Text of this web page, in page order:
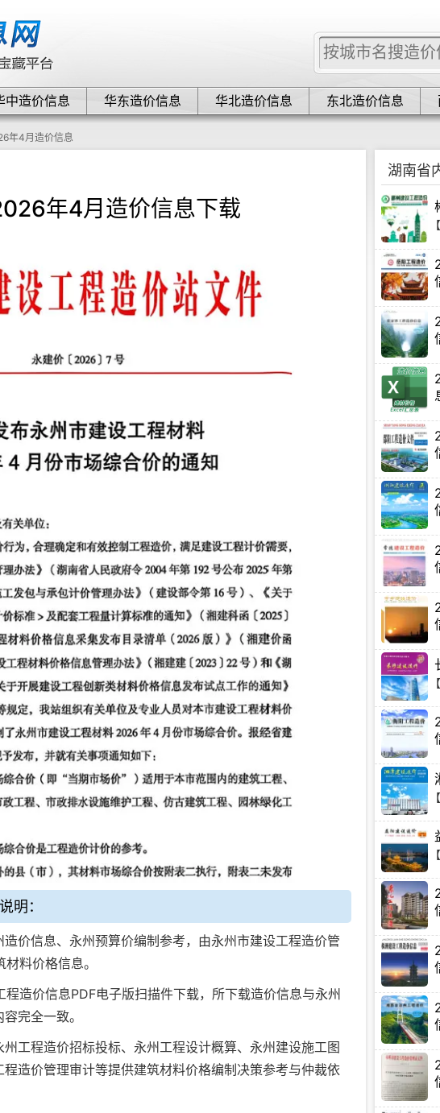
中造价信息 华东造价信息 华北造价信息 东北造价信息
年4月造价信息
年4月造价信息下载
明：
造价信息、永州预算价编制参考，由永州市建设工程造价管
料价格信息。
造价信息PDF电子版扫描件下载，所下载造价信息与永州
完全一致。
州工程造价招标投标、 永州工程设计概算、 永州建设施工图
程造价管理审计等提供建筑材料价格编制决策参考与仲裁依
湖南省